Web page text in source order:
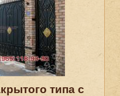
типа с